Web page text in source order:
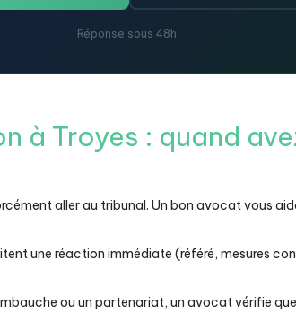
Réponse sous 48h
à Troyes : quand
aller au tribunal. Un bon avocat vous
une réaction immédiate (référé, mesures
ou un partenariat, un avocat vérifie